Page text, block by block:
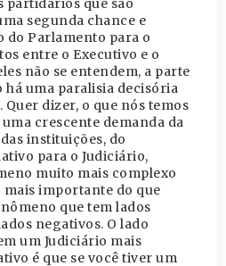
partidários que são
segunda chance e
do Parlamento para o
entre o Executivo e o
não se entendem, a parte
uma paralisia decisória
dizer, o que nós temos
crescente demanda da
instituições, do
para o Judiciário,
muito mais complexo
mais importante do que
que tem lados
negativos. O lado
um Judiciário mais
é que se você tiver um